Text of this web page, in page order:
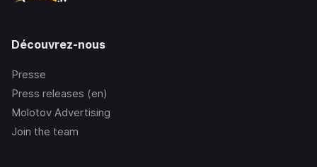
Découvrez-nous
Presse
Press releases (en)
Molotov Advertising
Join the team